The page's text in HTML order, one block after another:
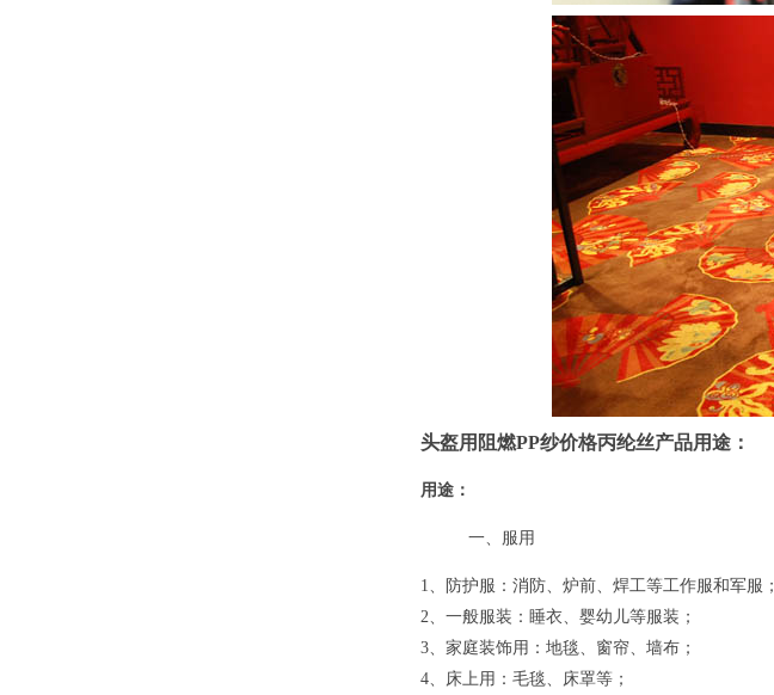
头盔用阻燃PP纱价格丙纶丝产品用途：
用途：
一、服用
1、防护服：消防、炉前、焊工等工作服和军服；
2、一般服装：睡衣、婴幼儿等服装；
3、家庭装饰用：地毯、窗帘、墙布；
4、床上用：毛毯、床罩等；